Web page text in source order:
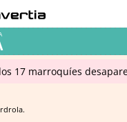
17 marroquíes